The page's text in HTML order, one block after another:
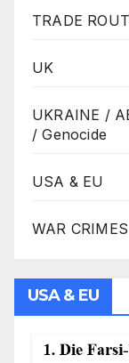
TRADE
UK
UKRAINE /
/ Genocide
USA & EU
WAR CRIMES
USA & EU